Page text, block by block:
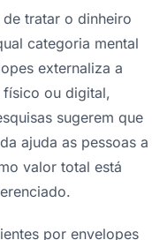
tratar o dinheiro
categoria mental
externaliza a
físico ou digital,
sugerem que
ajuda as pessoas a
valor total está
por envelopes